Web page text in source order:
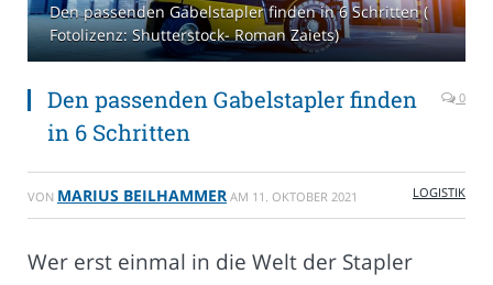
Den passenden Gabelstapler finden in 6 Schritten (
Fotolizenz: Shutterstock- Roman Zaiets)
Den passenden Gabelstapler finden
in 6 Schritten
0
VON MARIUS BEILHAMMER AM 11. OKTOBER 2021 LOGISTIK
Wer erst einmal in die Welt der Stapler